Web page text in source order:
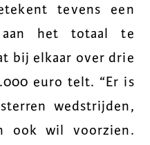
tevens een
aan het totaal te
bij elkaar over drie
euro telt. “Er is
wedstrijden,
ook wil voorzien.